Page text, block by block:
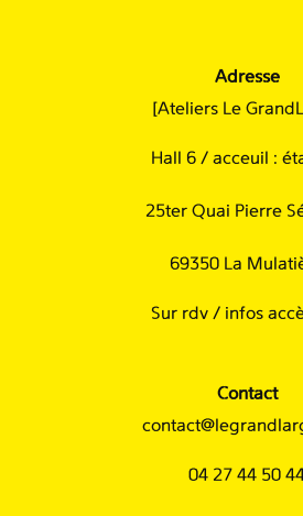
Adresse
[Ateliers Le
Hall 6 / acceuil :
25ter Quai Pierre
69350 La
Sur rdv / infos
Contact
04 27 44 50